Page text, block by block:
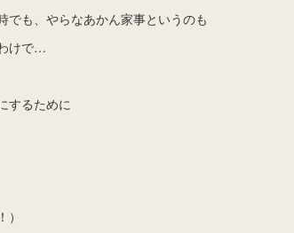
でも、やらなあかん家事というのも
けで…
するために